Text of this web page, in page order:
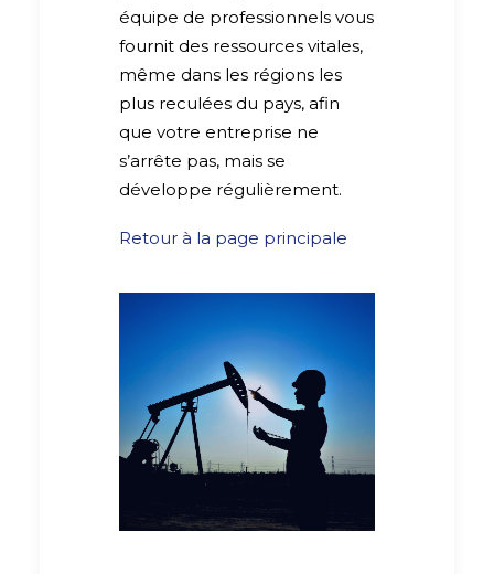
équipe de professionnels vous
fournit des ressources vitales,
même dans les régions les
plus reculées du pays, afin
que votre entreprise ne
s’arrête pas, mais se
développe régulièrement.
Retour à la page principale